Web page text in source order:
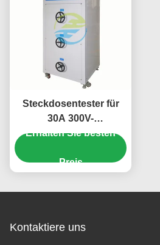
Steckdosentester für
30A 300V-
Lastprüfgeräte zur
Auflösung von Leistung
Betriebslast
Erhalten Sie besten
Preis
Kontaktiere uns